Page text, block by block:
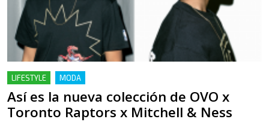
LIFESTYLE MODA
Así es la nueva colección de OVO x
Toronto Raptors x Mitchell & Ness